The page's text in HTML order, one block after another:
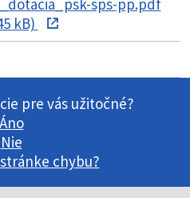
kB)
pre vás užitočné?
Áno
Nie
chybu?